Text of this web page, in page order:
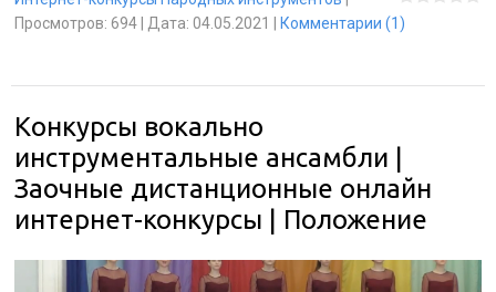
Просмотров: 694 Дата: 04.05.2021 Комментарии (1)
Конкурсы вокально
инструментальные ансамбли |
Заочные дистанционные онлайн
интернет-конкурсы | Положение